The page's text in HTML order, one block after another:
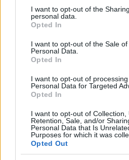
not limited to your visit or usage
grant or deny consent to Google
use your data for below specified
consent section.
I want to opt-out of the
personal data.
Opted In
I want to opt-out of the Sale of
Personal Data.
Opted In
I want to opt-out of
Personal Data for Targeted
Opted In
I want to opt-out of Collection,
Retention, Sale, and/or
Personal Data that Is
Purposes for which it was
Opted Out
A Szegedi Kortárs Balett a
be, míg a Magyar Nemzeti
háromszorcímű műsorukkal
Végül, a már hagyományosnak
Nemzeti Táncegyüttes táncosai a
néptánc alapjait, ahova
érdeklődőket.